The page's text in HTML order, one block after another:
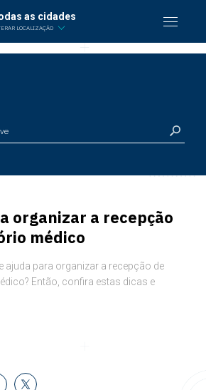
as cidades
LOCALIZAÇÃO
organizar a recepção
médico
ajuda para organizar a recepção de
Então, confira estas dicas e